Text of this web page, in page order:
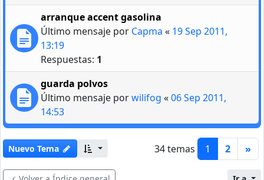
arranque accent gasolina
Último mensaje por Capma « 19 Sep 2011,
13:19
Respuestas: 1
guarda polvos
Último mensaje porwilifog «06 Sep 2011,
14:53
Nuevo Tema 34 temas 1 2 »